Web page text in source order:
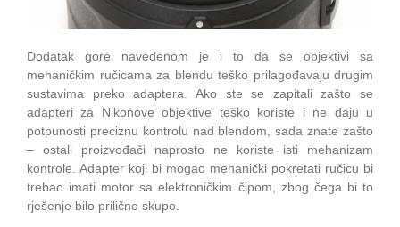
Dodatak gore navedenom je i to da se objektivi sa
mehaničkim ručicama za blendu teško prilagođavaju drugim
sustavima preko adaptera. Ako ste se zapitali zašto se
adapteri za Nikonove objektive teško koriste i ne daju u
potpunosti preciznu kontrolu nad blendom, sada znate zašto
– ostali proizvođači naprosto ne koriste isti mehanizam
kontrole. Adapter koji bi mogao mehanički pokretati ručicu bi
trebao imati motor sa elektroničkim čipom, zbog čega bi to
rješenje bilo prilično skupo.